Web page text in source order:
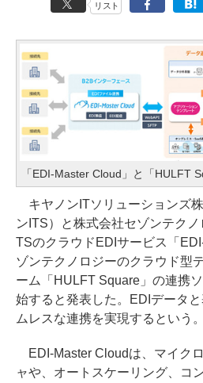
リスト
「EDI-Master Cloud」と「HULFT
キヤノンITソリューションズ
ンITS）と株式会社セゾンテク
TSのクラウドEDIサービス「
ゾンテクノロジーのクラウド型
ーム「HULFT Square」の連携
始すると発表した。EDIデータ
ムレスな連携を実現するという。
EDI-Master Cloudは、マイク
ャや、オートスケーリング、コ